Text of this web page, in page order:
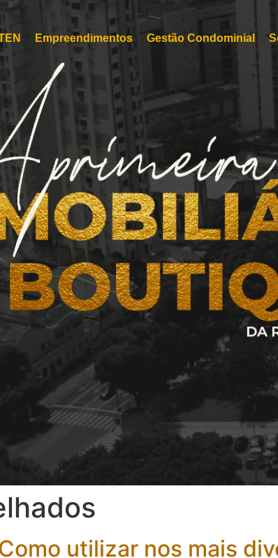
Empreendimentos Gestão Condominial
utilizar nos mais